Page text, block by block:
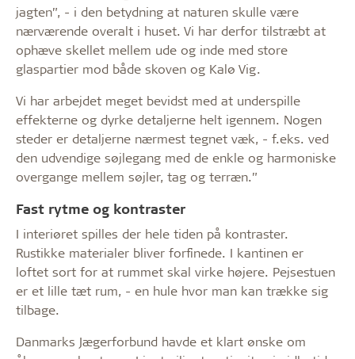
jagten”, - i den betydning at naturen skulle være
nærværende overalt i huset. Vi har derfor tilstræbt at
ophæve skellet mellem ude og inde med store
glaspartier mod både skoven og Kalø Vig.
Vi har arbejdet meget bevidst med at underspille
effekterne og dyrke detaljerne helt igennem. Nogen
steder er detaljerne nærmest tegnet væk, - f.eks. ved
den udvendige søjlegang med de enkle og harmoniske
overgange mellem søjler, tag og terræn.”
Fast rytme og kontraster
I interiøret spilles der hele tiden på kontraster.
Rustikke materialer bliver forfinede. I kantinen er
loftet sort for at rummet skal virke højere. Pejsestuen
er et lille tæt rum, - en hule hvor man kan trække sig
tilbage.
Danmarks Jægerforbund havde et klart ønske om